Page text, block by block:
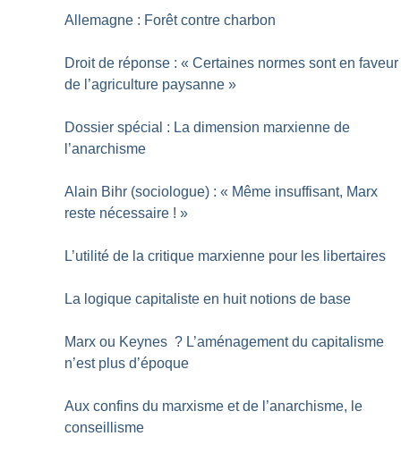
Allemagne : Forêt contre charbon
Droit de réponse : « Certaines normes sont en faveur
de l’agriculture paysanne »
Dossier spécial : La dimension marxienne de
l’anarchisme
Alain Bihr (sociologue) : « Même insuffisant, Marx
reste nécessaire ! »
L’utilité de la critique marxienne pour les libertaires
La logique capitaliste en huit notions de base
Marx ou Keynes ? L’aménagement du capitalisme
n’est plus d’époque
Aux confins du marxisme et de l’anarchisme, le
conseillisme